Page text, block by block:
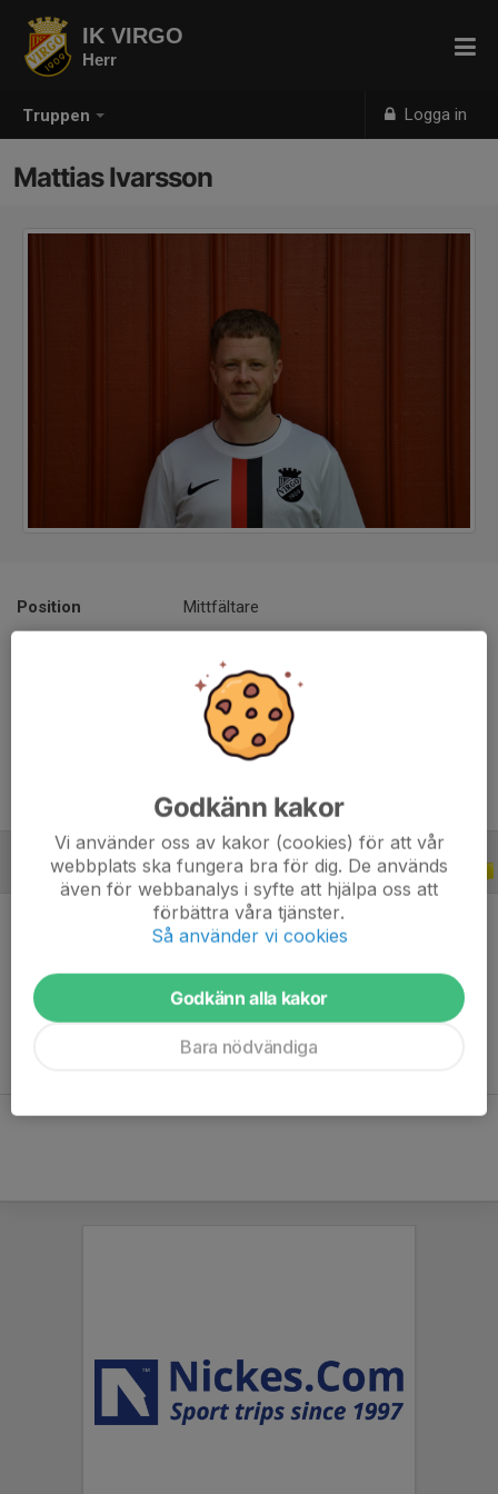
Truppen Logga in
IK VIRGO
Herr
Mattias Ivarsson
Position
Mittfältare
Skultorps IF, IFK Falköping, Ulvåkers IF,
IFK Skövde, Lerums IS, V Frölunda IF,
Lärje-Angereds IF
TRÄNINGSMATCHER 2026
Ingen statistik finns för detta år
Godkänn kakor
Vi använder oss av kakor (cookies) för att vår
webbplats ska fungera bra för dig. De används
även för webbanalys i syfte att hjälpa oss att
förbättra våra tjänster.
Så använder vi cookies
Godkänn alla kakor
Bara nödvändiga